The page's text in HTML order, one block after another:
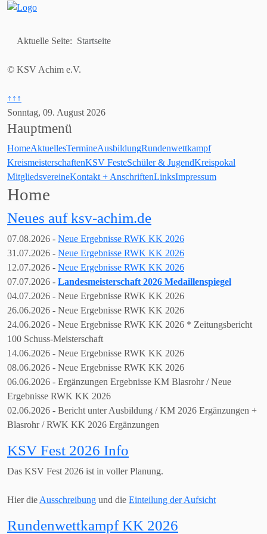
Aktuelle Seite: Startseite
© KSV Achim e.V.
↑↑↑
Sonntag, 09. August 2026
Hauptmenü
HomeAktuellesTermineAusbildungRundenwettkampf
KreismeisterschaftenKSV FesteSchüler & JugendKreispokal
MitgliedsvereineKontakt + AnschriftenLinksImpressum
Home
Neues auf ksv-achim.de
07.08.2026 - Neue Ergebnisse RWK KK 2026
31.07.2026 - Neue Ergebnisse RWK KK 2026
12.07.2026 - Neue Ergebnisse RWK KK 2026
07.07.2026 - Landesmeisterschaft 2026 Medaillenspiegel
04.07.2026 - Neue Ergebnisse RWK KK 2026
26.06.2026 - Neue Ergebnisse RWK KK 2026
24.06.2026 - Neue Ergebnisse RWK KK 2026 * Zeitungsbericht
100 Schuss-Meisterschaft
14.06.2026 - Neue Ergebnisse RWK KK 2026
08.06.2026 - Neue Ergebnisse RWK KK 2026
06.06.2026 - Ergänzungen Ergebnisse KM Blasrohr / Neue
Ergebnisse RWK KK 2026
02.06.2026 - Bericht unter Ausbildung / KM 2026 Ergänzungen +
Blasrohr / RWK KK 2026 Ergänzungen
KSV Fest 2026 Info
Das KSV Fest 2026 ist in voller Planung.
Hier die Ausschreibung und die Einteilung der Aufsicht
Rundenwettkampf KK 2026